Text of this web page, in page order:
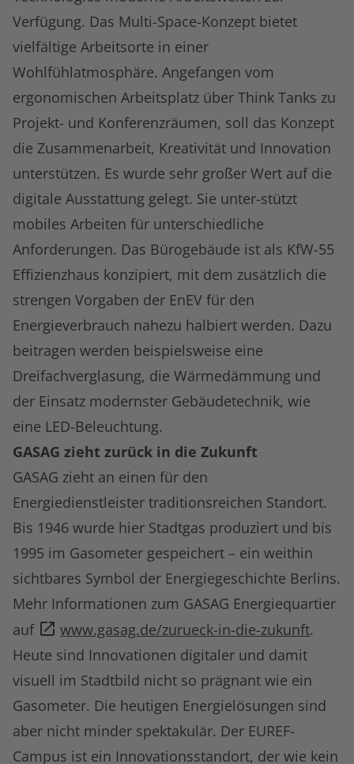
Verfügung. Das Multi-Space-Konzept bietet
vielfältige Arbeitsorte in einer
Wohlfühlatmosphäre. Angefangen vom
ergonomischen Arbeitsplatz über Think Tanks zu
Projekt- und Konferenzräumen, soll das Konzept
die Zusammenarbeit, Kreativität und Innovation
unterstützen. Es wurde sehr großer Wert auf die
digitale Ausstattung gelegt. Sie unter-stützt
mobiles Arbeiten für unterschiedliche
Anforderungen. Das Bürogebäude ist als KfW-55
Effizienzhaus konzipiert, mit dem zusätzlich die
strengen Vorgaben der EnEV für den
Energieverbrauch nahezu halbiert werden. Dazu
beitragen werden beispielsweise eine
Dreifachverglasung, die Wärmedämmung und
der Einsatz modernster Gebäudetechnik, wie
eine LED-Beleuchtung.
GASAG zieht zurück in die Zukunft
GASAG zieht an einen für den
Energiedienstleister traditionsreichen Standort.
Bis 1946 wurde hier Stadtgas produziert und bis
1995 im Gasometer gespeichert – ein weithin
sichtbares Symbol der Energiegeschichte Berlins.
Mehr Informationen zum GASAG Energiequartier
auf
www.gasag.de/zurueck-in-die-zukunft.
Heute sind Innovationen digitaler und damit
visuell im Stadtbild nicht so prägnant wie ein
Gasometer. Die heutigen Energielösungen sind
aber nicht minder spektakulär. Der EUREF-
Campus ist ein Innovationsstandort, der wie kein